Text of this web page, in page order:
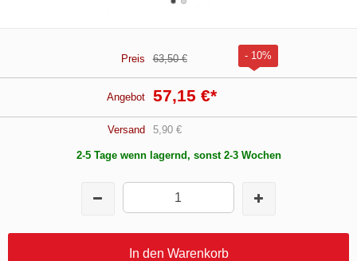
Preis 63,50 € - 10%
Angebot 57,15 €*
Versand 5,90 €
2-5 Tage wenn lagernd, sonst 2-3 Wochen
In den Warenkorb